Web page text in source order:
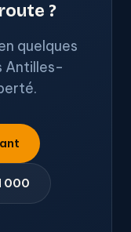
?
quelques
Antilles-
000